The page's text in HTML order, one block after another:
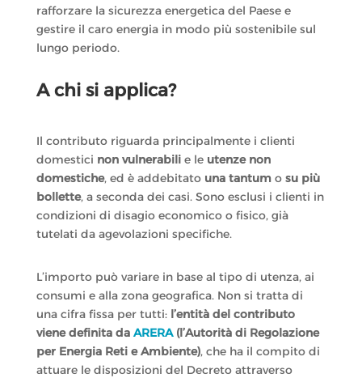
rafforzare la sicurezza energetica del Paese e
gestire il caro energia in modo più sostenibile sul
lungo periodo.
A chi si applica?
Il contributo riguarda principalmente i clienti
domestici non vulnerabilie le utenze non
domestiche, ed è addebitato una tantumo su più
bollette, a seconda dei casi. Sono esclusi i clienti in
condizioni di disagio economico o fisico, già
tutelati da agevolazioni specifiche.
L’importo può variare in base al tipo di utenza, ai
consumi e alla zona geografica. Non si tratta di
una cifra fissa per tutti: l’entità del contributo
viene definita da ARERA(l’Autorità di Regolazione
per Energia Reti e Ambiente), che ha il compito di
attuare le disposizioni del Decreto attraverso